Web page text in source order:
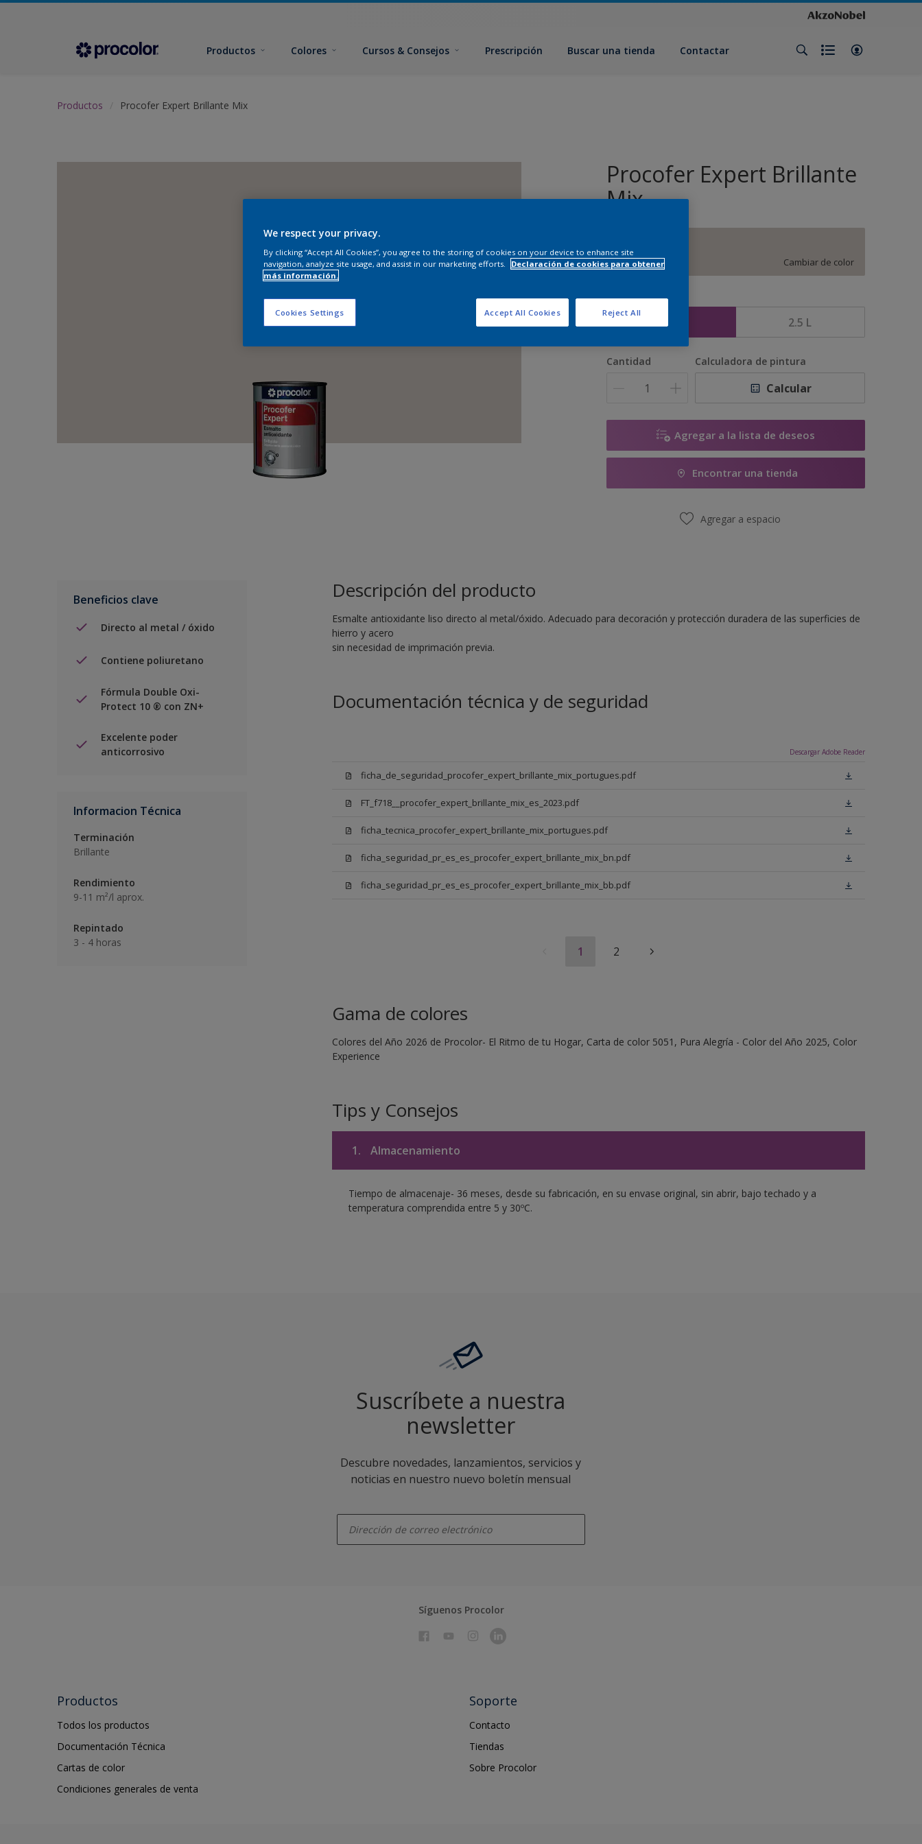
Productos Colores Cursos & Consejos Prescripción Buscar una tienda Contactar
Productos Procofer Expert Brillante Mix
Procofer Expert Brillante
Mix
Cambiar de color
Tamaño
1 L 2.5 L
Cantidad Calculadora de pintura
Calcular
Agregar a la lista de deseos
Encontrar una tienda
Agregar a espacio
Beneficios clave
Directo al metal / óxido
Contiene poliuretano
Fórmula Double Oxi-
Protect 10 ® con ZN+
Excelente poder
anticorrosivo
Informacion Técnica
Terminación
Brillante
Rendimiento
9-11 m²/l aprox.
Repintado
3 - 4 horas
Descripción del producto
Esmalte antioxidante liso directo al metal/óxido. Adecuado para decoración y protección duradera de las superficies de
hierro y acero
sin necesidad de imprimación previa.
Documentación técnica y de seguridad
Descargar Adobe Reader
ficha_de_seguridad_procofer_expert_brillante_mix_portugues.pdf
FT_f718__procofer_expert_brillante_mix_es_2023.pdf
ficha_tecnica_procofer_expert_brillante_mix_portugues.pdf
ficha_seguridad_pr_es_es_procofer_expert_brillante_mix_bn.pdf
ficha_seguridad_pr_es_es_procofer_expert_brillante_mix_bb.pdf
1 2
Gama de colores
Colores del Año 2026 de Procolor- El Ritmo de tu Hogar, Carta de color 5051, Pura Alegría - Color del Año 2025, Color
Experience
Tips y Consejos
1. Almacenamiento
Tiempo de almacenaje- 36 meses, desde su fabricación, en su envase original, sin abrir, bajo techado y a
temperatura comprendida entre 5 y 30ºC.
Suscríbete a nuestra
newsletter
Descubre novedades, lanzamientos, servicios y
noticias en nuestro nuevo boletín mensual
Síguenos Procolor
Productos
Todos los productos
Documentación Técnica
Cartas de color
Condiciones generales de venta
Soporte
Contacto
Tiendas
Sobre Procolor
We respect your privacy.
By clicking “Accept All Cookies”, you agree to the storing of cookies on your device to enhance site
navigation, analyze site usage, and assist in our marketing efforts.
Declaración de cookies para obtener
más información.
Cookies Settings Reject All
Accept All Cookies